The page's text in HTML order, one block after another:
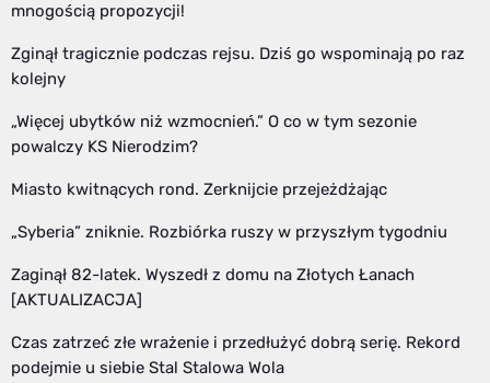
mnogością propozycji!
Zginął tragicznie podczas rejsu. Dziś go wspominają po raz
kolejny
„Więcej ubytków niż wzmocnień.” O co w tym sezonie
powalczy KS Nierodzim?
Miasto kwitnących rond. Zerknijcie przejeżdżając
„Syberia” zniknie. Rozbiórka ruszy w przyszłym tygodniu
Zaginął 82-latek. Wyszedł z domu na Złotych Łanach
[AKTUALIZACJA]
Czas zatrzeć złe wrażenie i przedłużyć dobrą serię. Rekord
podejmie u siebie Stal Stalowa Wola